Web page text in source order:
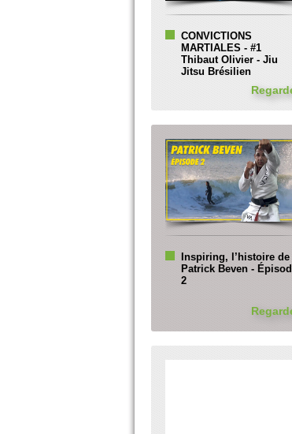
CONVICTIONS
MARTIALES - #1
Thibaut Olivier - Jiu
Jitsu Brésilien
Inspiring, l’histoire de
Patrick Beven -
2